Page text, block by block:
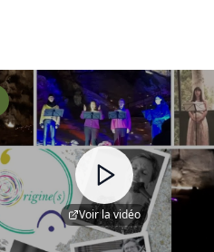
Voir la vidéo